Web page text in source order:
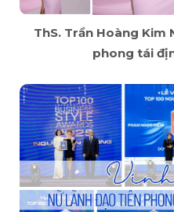
ThS. Trần Hoàng Kim
phong tái